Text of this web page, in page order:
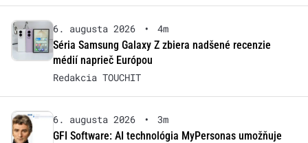
6. augusta 2026 •
4m
Séria Samsung Galaxy Z zbiera nadšené recenzie
médií naprieč Európou
Redakcia TOUCHIT
6. augusta 2026 •
3m
GFI Software: AI technológia MyPersonas umožňuje